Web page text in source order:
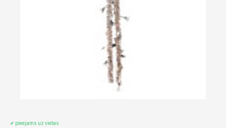
✔ pieejams uz vietas